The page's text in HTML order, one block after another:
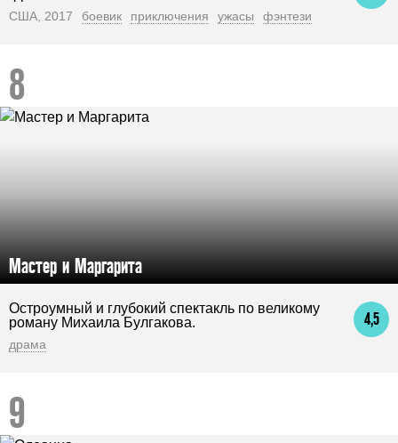
США, 2017 боевик приключения ужасы фэнтези
Мастер и Маргарита
4,5
Остроумный и глубокий спектакль по великому
роману Михаила Булгакова.
драма